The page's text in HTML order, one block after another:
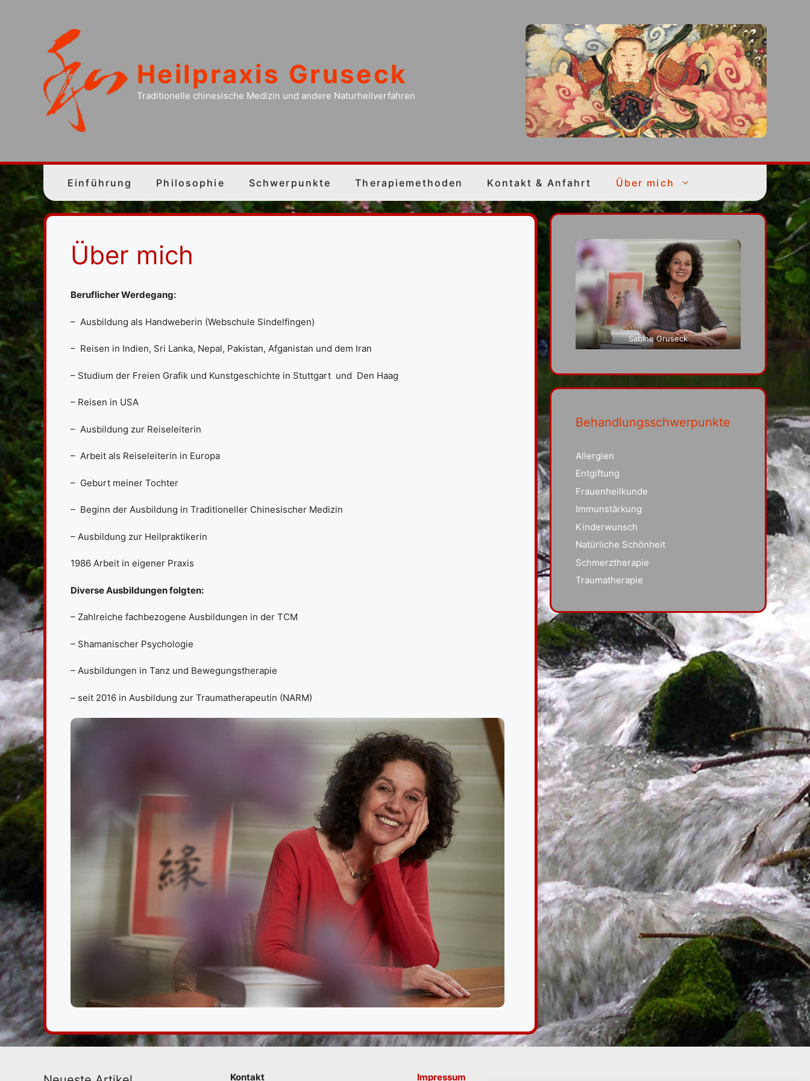
Heilpraxis Gruseck
Traditionelle chinesische Medizin und andere Naturheilverfahren
Einführung Philosophie Schwerpunkte Therapiemethoden Kontakt & Anfahrt Über mich
Über mich
Beruflicher Werdegang:
– Ausbildung als Handweberin (Webschule Sindelfingen)
– Reisen in Indien, Sri Lanka, Nepal, Pakistan, Afganistan und dem Iran
– Studium der Freien Grafik und Kunstgeschichte in Stuttgart und Den Haag
– Reisen in USA
– Ausbildung zur Reiseleiterin
– Arbeit als Reiseleiterin in Europa
– Geburt meiner Tochter
– Beginn der Ausbildung in Traditioneller Chinesischer Medizin
– Ausbildung zur Heilpraktikerin
1986 Arbeit in eigener Praxis
Diverse Ausbildungen folgten:
– Zahlreiche fachbezogene Ausbildungen in der TCM
– Shamanischer Psychologie
– Ausbildungen in Tanz und Bewegungstherapie
– seit 2016 in Ausbildung zur Traumatherapeutin (NARM)
Sabine Gruseck
Behandlungsschwerpunkte
Allergien
Entgiftung
Frauenheilkunde
Immunstärkung
Kinderwunsch
Natürliche Schönheit
Schmerztherapie
Traumatherapie
Kontakt Impressum